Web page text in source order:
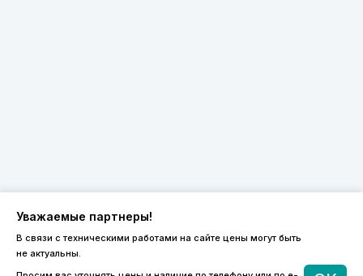
Уважаемые партнеры!
В связи с техническими работами на сайте цены могут быть
не актуальны.
8 (800) 600-44-94